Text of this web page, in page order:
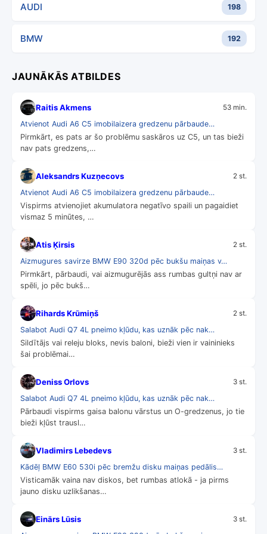
AUDI 198
BMW 192
JAUNĀKĀS ATBILDES
Raitis Akmens 53 min.
Atvienot Audi A6 C5 imobilaizera gredzenu pārbaude…
Pirmkārt, es pats ar šo problēmu saskāros uz C5, un tas bieži
nav pats gredzens,…
Aleksandrs Kuzņecovs 2 st.
Atvienot Audi A6 C5 imobilaizera gredzenu pārbaude…
Vispirms atvienojiet akumulatora negatīvo spaili un pagaidiet
vismaz 5 minūtes, …
Atis Ķirsis 2 st.
Aizmugures savirze BMW E90 320d pēc bukšu maiņas v…
Pirmkārt, pārbaudi, vai aizmugurējās ass rumbas gultņi nav ar
spēli, jo pēc bukš…
Rihards Krūmiņš 2 st.
Salabot Audi Q7 4L pneimo kļūdu, kas uznāk pēc nak…
Sildītājs vai releju bloks, nevis baloni, bieži vien ir vaininieks
šai problēmai…
Deniss Orlovs 3 st.
Salabot Audi Q7 4L pneimo kļūdu, kas uznāk pēc nak…
Pārbaudi vispirms gaisa balonu vārstus un O-gredzenus, jo tie
bieži kļūst trausl…
Vladimirs Lebedevs 3 st.
Kādēļ BMW E60 530i pēc bremžu disku maiņas pedālis…
Visticamāk vaina nav diskos, bet rumbas atlokā - ja pirms
jauno disku uzlikšanas…
Einārs Lūsis 3 st.